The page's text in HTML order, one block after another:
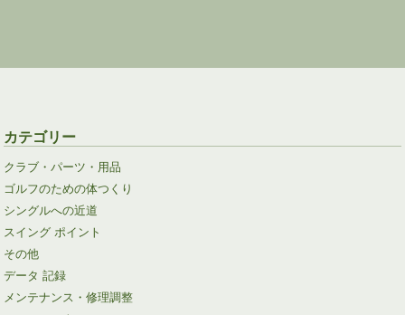
カテゴリー
クラブ・パーツ・用品
ゴルフのための体つくり
シングルへの近道
スイング ポイント
その他
データ 記録
メンテナンス・修理調整